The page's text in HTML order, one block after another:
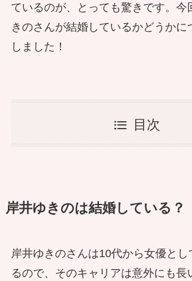
ているのが、とっても驚きです。今
きのさんが結婚しているかどうかに
しました！
目次
岸井ゆきのは結婚している？
岸井ゆきのさんは10代から女優とし
るので、そのキャリアは意外にも長